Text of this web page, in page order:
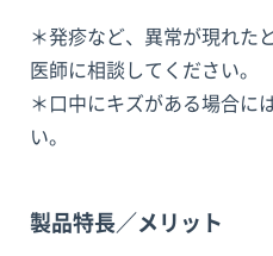
＊発疹など、異常が現れた
医師に相談してください。
＊口中にキズがある場合に
い。
製品特長／メリット